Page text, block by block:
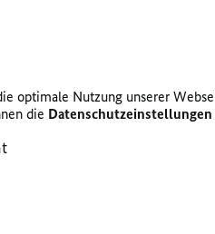
optimale Nutzung unserer
die Datenschutzeinstellungen